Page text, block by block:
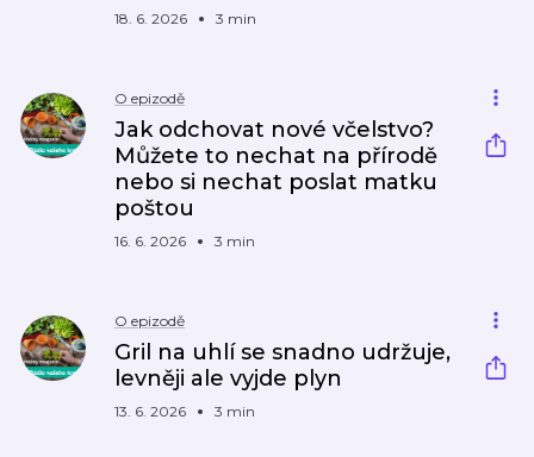
18. 6. 2026 3 min
O epizodě
Jak odchovat nové včelstvo?
Můžete to nechat na přírodě
nebo si nechat poslat matku
poštou
16. 6. 2026 3 min
O epizodě
Gril na uhlí se snadno udržuje,
levněji ale vyjde plyn
13. 6. 2026 3 min